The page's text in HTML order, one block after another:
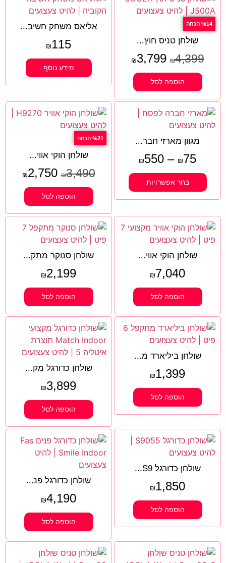
%14 הנחה
שולחן טניס חוץ...
₪4,399
₪3,799
הוספה לסל
אליאס משחק חשיב...
₪115
מידע נוסף
מגוון מארזי חבר...
₪75
–
₪550
בחר אפשרויות
%21 הנחה
שולחן הוקי אווי...
₪3,490
₪2,750
הוספה לסל
שולחן הוקי אווי...
₪7,040
הוספה לסל
שולחן סנוקר מתק...
₪2,199
הוספה לסל
שולחן ביליארד מ...
₪1,399
הוספה לסל
שולחן כדורגל מק...
₪3,899
הוספה לסל
שולחן כדורגל S9...
₪1,850
הוספה לסל
שולחן כדורגל פנ...
₪4,190
הוספה לסל